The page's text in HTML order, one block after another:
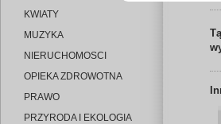
KWIATY
MUZYKA
NIERUCHOMOSCI
OPIEKA ZDROWOTNA
PRAWO
PRZYRODA I EKOLOGIA